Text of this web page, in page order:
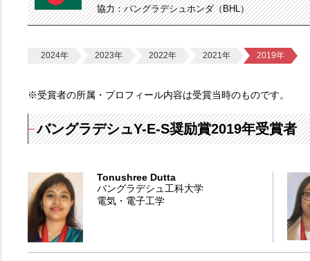
協力：バングラデシュホンダ（BHL）
2024年 2023年 2022年 2021年 2019年
※受賞者の所属・プロフィール内容は受賞当時のものです。
バングラデシュY-E-S奨励賞2019年受賞者
Tonushree Dutta
バングラデシュ工科大学
電気・電子工学